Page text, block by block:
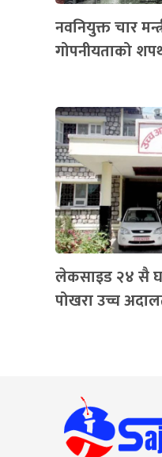
नवनियुक्त चार
गोपनीयताको
लेकसाइड २४ सै
पोखरा उच्च